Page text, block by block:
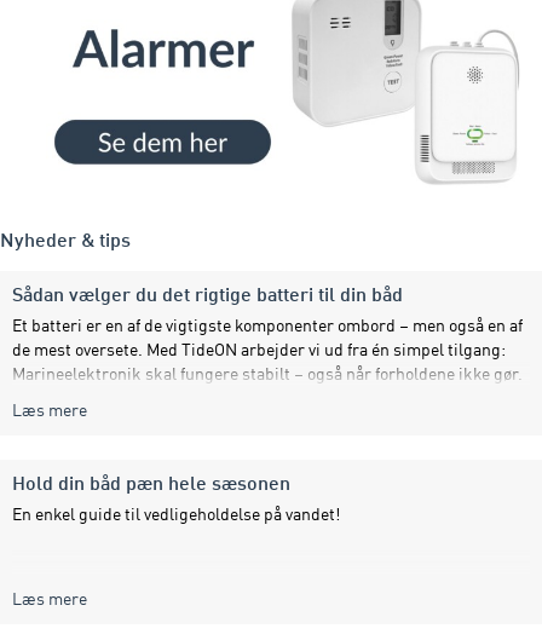
Nyheder & tips
Sådan vælger du det rigtige batteri til din båd
Et batteri er en af de vigtigste komponenter ombord – men også en af
de mest oversete. Med TideON arbejder vi ud fra én simpel tilgang:
Marineelektronik skal fungere stabilt – også når forholdene ikke gør.
Læs mere
Hold din båd pæn hele sæsonen
En enkel guide til vedligeholdelse på vandet!
Læs mere